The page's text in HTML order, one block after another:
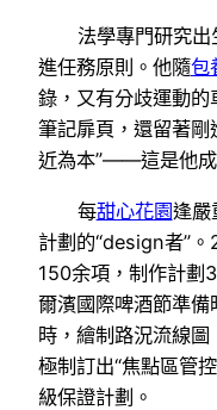
法學專門研究出
進任務原則。他隨包
錄，又有分歧運動
筆記扉頁，還留著剛
近為本”——這是他
每甜心花園逢嚴
計劃的“design者”
150余項，制作計劃
爾濱國際啤酒節準
時，繪制路況流線
極制訂出“焦點區管
級保證計劃。